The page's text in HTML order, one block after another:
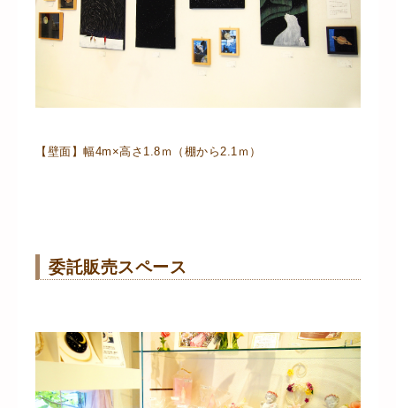
【壁面】幅4m×高さ1.8ｍ（棚から2.1ｍ）
委託販売スペース